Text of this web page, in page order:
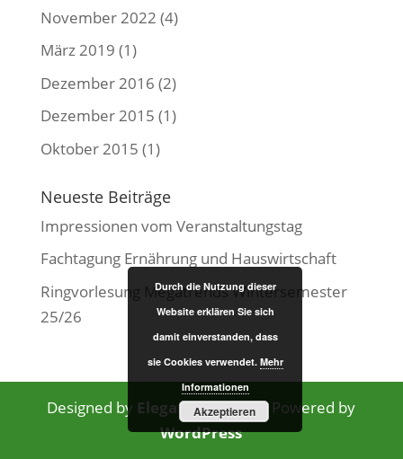
November 2022 (4)
März 2019 (1)
Dezember 2016 (2)
Dezember 2015 (1)
Oktober 2015 (1)
Neueste Beiträge
Impressionen vom Veranstaltungstag
Fachtagung Ernährung und Hauswirtschaft
Ringvorlesung Megatrends Wintersemester
25/26
Designed by Elegant Themes| Powered by
WordPress
Durch die Nutzung dieser
Website erklären Sie sich
damit einverstanden, dass
sie Cookies verwendet. Mehr
Informationen
Akzeptieren